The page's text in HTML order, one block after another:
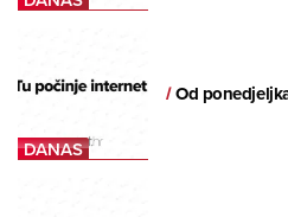
/Od